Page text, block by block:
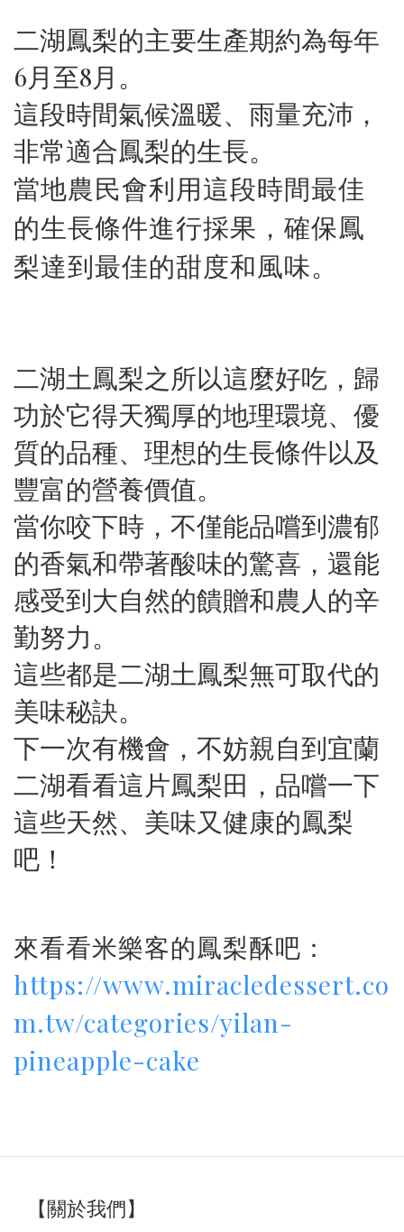
二湖鳳梨的主要生產期約為每年
6月至8月。
這段時間氣候溫暖、雨量充沛，
非常適合鳳梨的生長。
當地農民會利用這段時間最佳
的生長條件進行採果，確保鳳
梨達到最佳的甜度和風味。
二湖土鳳梨之所以這麼好吃，歸
功於它得天獨厚的地理環境、優
質的品種、理想的生長條件以及
豐富的營養價值。
當你咬下時，不僅能品嚐到濃郁
的香氣和帶著酸味的驚喜，還能
感受到大自然的饋贈和農人的辛
勤努力。
這些都是二湖土鳳梨無可取代的
美味秘訣。
下一次有機會，不妨親自到宜蘭
二湖看看這片鳳梨田，品嚐一下
這些天然、美味又健康的鳳梨
吧！
來看看米樂客的鳳梨酥吧：
https://www.miracledessert.co
m.tw/categories/yilan-
pineapple-cake
【關於我們】